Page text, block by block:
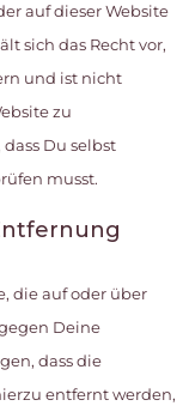
auf dieser Website
sich das Recht vor,
und ist nicht
zu
Du selbst
musst.
die auf oder über
Deine
dass die
entfernt werden,